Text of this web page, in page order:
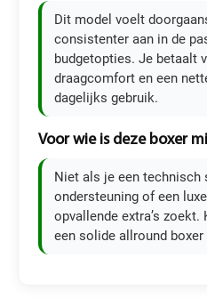
Dit model voelt
consistenter aan in de
budgetopties. Je betaalt
draagcomfort en een
dagelijks gebruik.
Voor wie is deze boxer
Niet als je een technisch
ondersteuning of een
opvallende extra’s
een solide allround